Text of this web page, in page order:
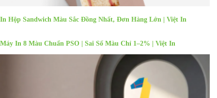
In Hộp Sandwich Màu Sắc Đồng Nhất, Đơn Hàng Lớn | Việt In
Máy In 8 Màu Chuẩn PSO | Sai Số Màu Chỉ 1–2% | Việt In